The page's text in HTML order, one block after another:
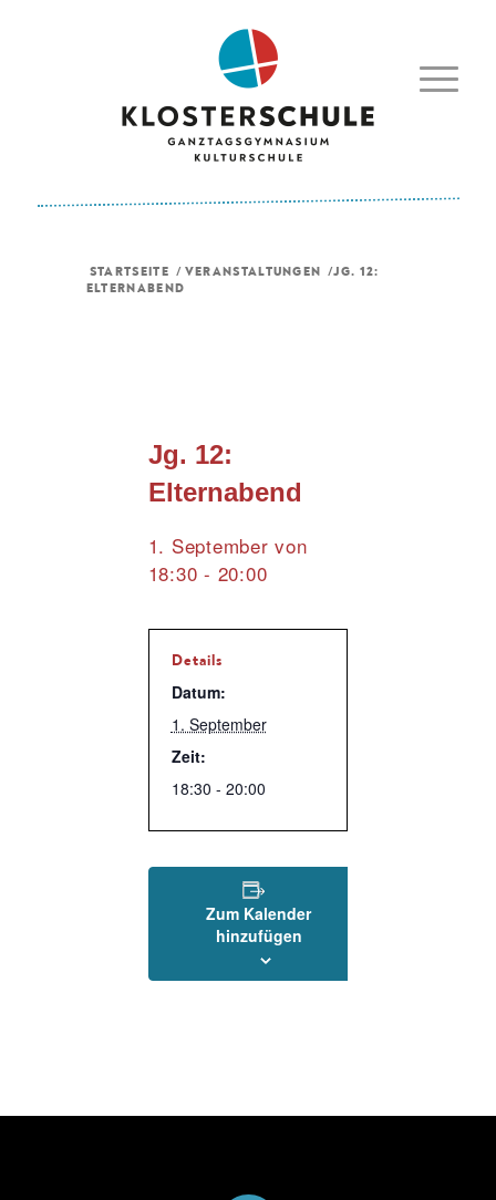
STARTSEITE / VERANSTALTUNGEN /JG. 12:
ELTERNABEND
Jg. 12:
Elternabend
1. September von
18:30 - 20:00
Details
Datum:
1. September
Zeit:
18:30 - 20:00
Zum Kalender
hinzufügen